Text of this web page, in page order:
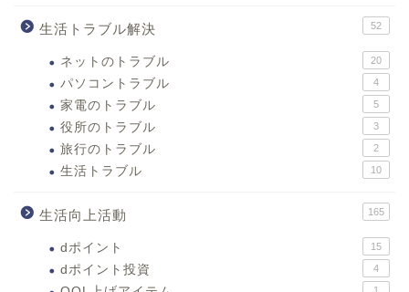
生活トラブル解決 52
ネットのトラブル 20
パソコントラブル 4
家電のトラブル 5
役所のトラブル 3
旅行のトラブル 2
生活トラブル 10
生活向上活動 165
dポイント 15
dポイント投資 4